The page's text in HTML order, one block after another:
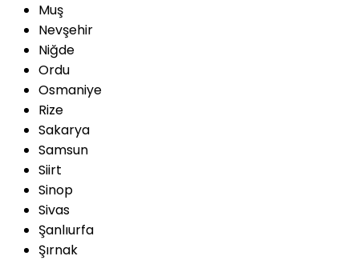
Muş
Nevşehir
Niğde
Ordu
Osmaniye
Rize
Sakarya
Samsun
Siirt
Sinop
Sivas
Şanlıurfa
Şırnak